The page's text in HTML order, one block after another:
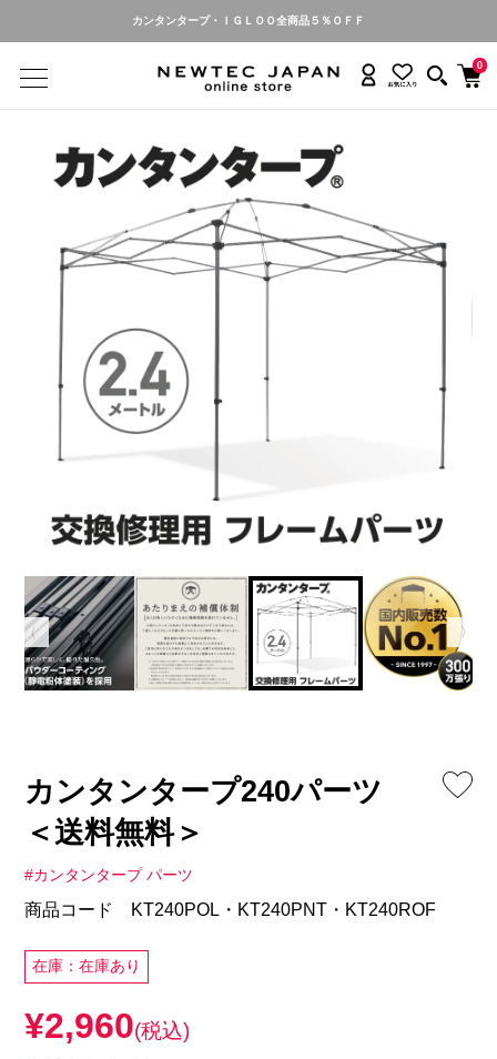
カンタンタープ・ＩＧＬＯＯ全商品５％ＯＦＦ
0
カンタンタープ240パーツ
＜送料無料＞
#カンタンタープ パーツ
商品コード KT240POL・KT240PNT・KT240ROF
在庫：在庫あり
¥2,960(税込)